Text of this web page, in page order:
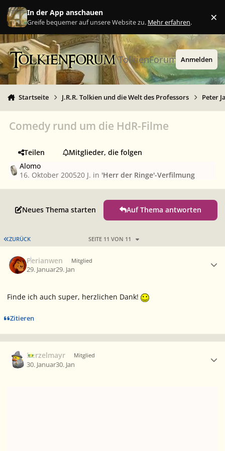
Zu Inhalt springen
In der App anschauen
Greife bequemer auf unsere Website zu. Mehr erfahren. ×
TolkienForum Anmelden
Startseite J.R.R. Tolkien und die Welt des Professors Peter
Comedy rund um die HdR-Filme
Teilen
Mitglieder, die folgen
Alomo
16. Oktober 200520 J. in 'Herr der Ringe'-Verfilmung
Neues Thema starten Auf Thema antworten
ERSTE SEITE
ZURÜCK SEITE 11 VON 11
Perianwen Mitglied
29. Januar29. Jan
Finde ich auch super, herzlichen Dank!
Zitieren
Berzelmayr Mitglied
30. Januar30. Jan